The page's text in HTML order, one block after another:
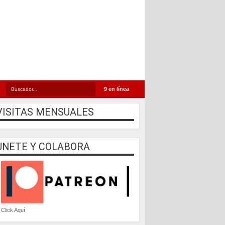
9 en línea
MENSUALES
Y COLABORA
Click Aquí